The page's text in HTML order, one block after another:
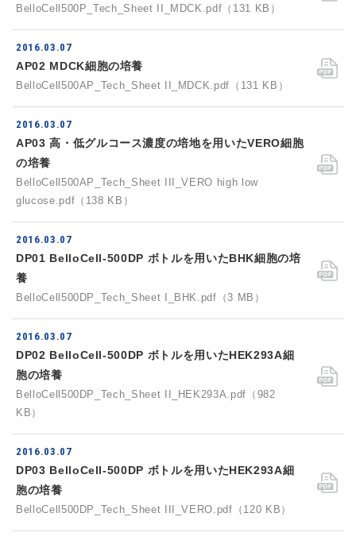
BelloCell500P_Tech_Sheet II_MDCK.pdf（131 KB）
2016.03.07
AP02 MDCK細胞の培養
BelloCell500AP_Tech_Sheet II_MDCK.pdf（131 KB）
2016.03.07
AP03 高・低グルコース濃度の培地を用いたVERO細胞
の培養
BelloCell500AP_Tech_Sheet III_VERO high low
glucose.pdf（138 KB）
2016.03.07
DP01 BelloCell-500DP ボトルを用いたBHK細胞の培
養
BelloCell500DP_Tech_Sheet I_BHK.pdf（3 MB）
2016.03.07
DP02 BelloCell-500DP ボトルを用いたHEK293A細
胞の培養
BelloCell500DP_Tech_Sheet II_HEK293A.pdf（982
KB）
2016.03.07
DP03 BelloCell-500DP ボトルを用いたHEK293A細
胞の培養
BelloCell500DP_Tech_Sheet III_VERO.pdf（120 KB）